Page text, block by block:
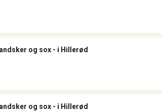
og sox - i Hillerød
og sox - i Hillerød